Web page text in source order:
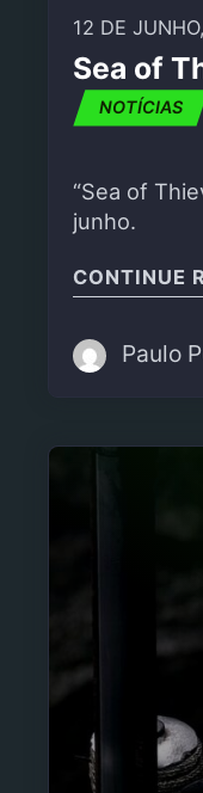
12 DE
Sea of
NOTÍCIAS
“Sea of
junho.
CONTINUE
Paulo